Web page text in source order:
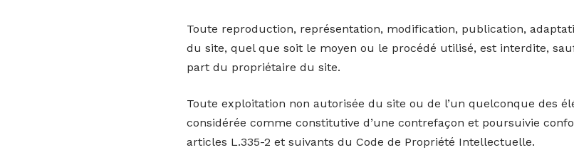
Toute reproduction, représentation, modification, publication,
du site, quel que soit le moyen ou le procédé utilisé, est interdite,
part du propriétaire du site.
Toute exploitation non autorisée du site ou de l’un quelconque des
considérée comme constitutive d’une contrefaçon et poursuivie
articles L.335-2 et suivants du Code de Propriété Intellectuelle.